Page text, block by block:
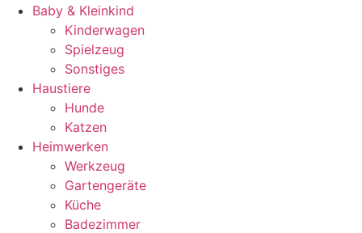
Baby & Kleinkind
Kinderwagen
Spielzeug
Sonstiges
Haustiere
Hunde
Katzen
Heimwerken
Werkzeug
Gartengeräte
Küche
Badezimmer